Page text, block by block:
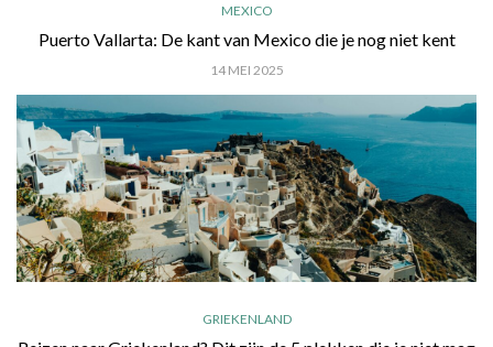
MEXICO
Puerto Vallarta: De kant van Mexico die je nog niet kent
14 MEI 2025
GRIEKENLAND